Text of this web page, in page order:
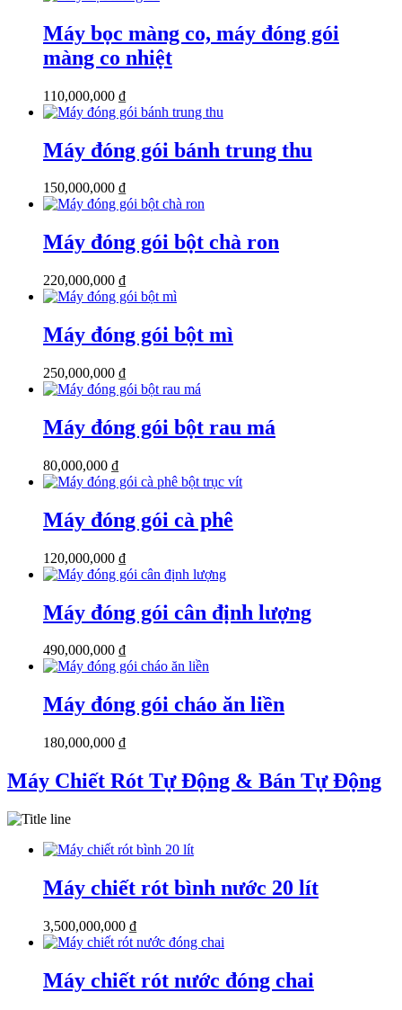
Máy bọc màng co, máy đóng gói
màng co nhiệt
110,000,000 ₫
Máy đóng gói bánh trung thu
150,000,000 ₫
Máy đóng gói bột chà ron
220,000,000 ₫
Máy đóng gói bột mì
250,000,000 ₫
Máy đóng gói bột rau má
80,000,000 ₫
Máy đóng gói cà phê
120,000,000 ₫
Máy đóng gói cân định lượng
490,000,000 ₫
Máy đóng gói cháo ăn liền
180,000,000 ₫
Máy Chiết Rót Tự Động & Bán Tự Động
Máy chiết rót bình nước 20 lít
3,500,000,000 ₫
Máy chiết rót nước đóng chai